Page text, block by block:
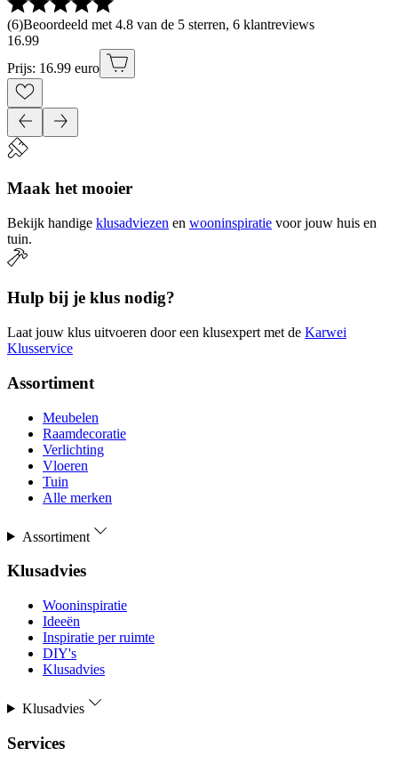
(6)Beoordeeld met 4.8 van de 5 sterren, 6 klantreviews
16.99
Prijs: 16.99 euro
Maak het mooier
Bekijk handige klusadviezen en wooninspiratie voor jouw huis en
tuin.
Hulp bij je klus nodig?
Laat jouw klus uitvoeren door een klusexpert met de Karwei
Klusservice
Assortiment
Meubelen
Raamdecoratie
Verlichting
Vloeren
Tuin
Alle merken
Assortiment
Klusadvies
Wooninspiratie
Ideeën
Inspiratie per ruimte
DIY's
Klusadvies
Klusadvies
Services